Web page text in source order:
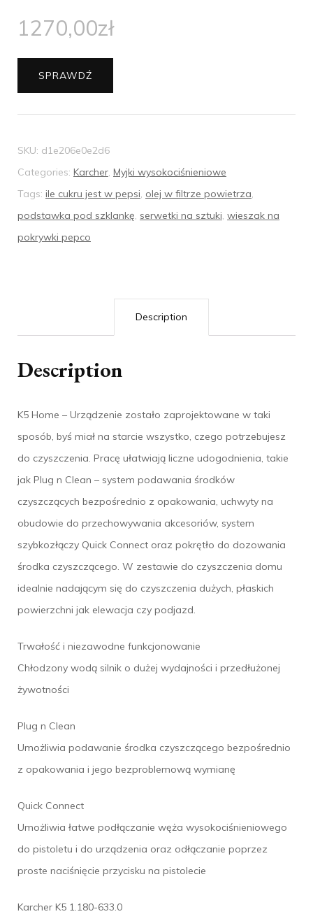
1270,00zł
SPRAWDŹ
SKU: d1e206e0e2d6
Categories: Karcher, Myjki wysokociśnieniowe
Tags: ile cukru jest w pepsi, olej w filtrze powietrza,
podstawka pod szklankę, serwetki na sztuki, wieszak na
pokrywki pepco
Description
Description
K5 Home – Urządzenie zostało zaprojektowane w taki
sposób, byś miał na starcie wszystko, czego potrzebujesz
do czyszczenia. Pracę ułatwiają liczne udogodnienia, takie
jak Plug n Clean – system podawania środków
czyszczących bezpośrednio z opakowania, uchwyty na
obudowie do przechowywania akcesoriów, system
szybkozłączy Quick Connect oraz pokrętło do dozowania
środka czyszczącego. W zestawie do czyszczenia domu
idealnie nadającym się do czyszczenia dużych, płaskich
powierzchni jak elewacja czy podjazd.
Trwałość i niezawodne funkcjonowanie
Chłodzony wodą silnik o dużej wydajności i przedłużonej
żywotności
Plug n Clean
Umożliwia podawanie środka czyszczącego bezpośrednio
z opakowania i jego bezproblemową wymianę
Quick Connect
Umożliwia łatwe podłączanie węża wysokociśnieniowego
do pistoletu i do urządzenia oraz odłączanie poprzez
proste naciśnięcie przycisku na pistolecie
Karcher K5 1.180-633.0